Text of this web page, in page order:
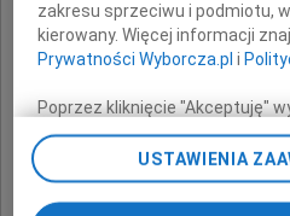
zakresu sprzeciwu i podmiotu,
kierowany. Więcej informacji
Prywatności Wyborcza.pl i
Poprzez kliknięcie "Akceptuję"
zainstalowanie i
Wyborczej sp. z o. o. jej
na Twoim urządzeniu
chwili zmienić swoje
USTAWIENIA